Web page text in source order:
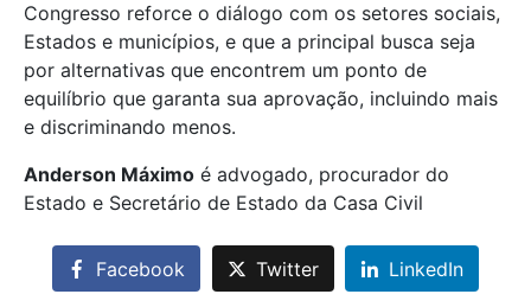
Congresso reforce o diálogo com os setores sociais,
Estados e municípios, e que a principal busca seja
por alternativas que encontrem um ponto de
equilíbrio que garanta sua aprovação, incluindo mais
e discriminando menos.
Anderson Máximo é advogado, procurador do
Estado e Secretário de Estado da Casa Civil
Facebook Twitter LinkedIn